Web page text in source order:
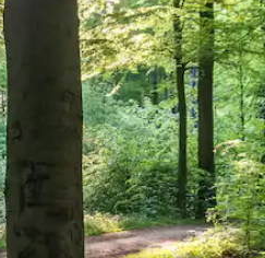
parcourir ou en appuyant et en